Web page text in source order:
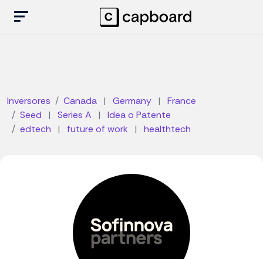
Inversores Canada | Germany |
France
Seed
| Series A |
Idea o Patente
edtech
| future of work | healthtech